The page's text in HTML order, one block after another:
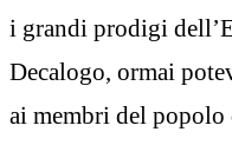
i grandi prodigi
Decalogo, ormai
ai membri del popolo